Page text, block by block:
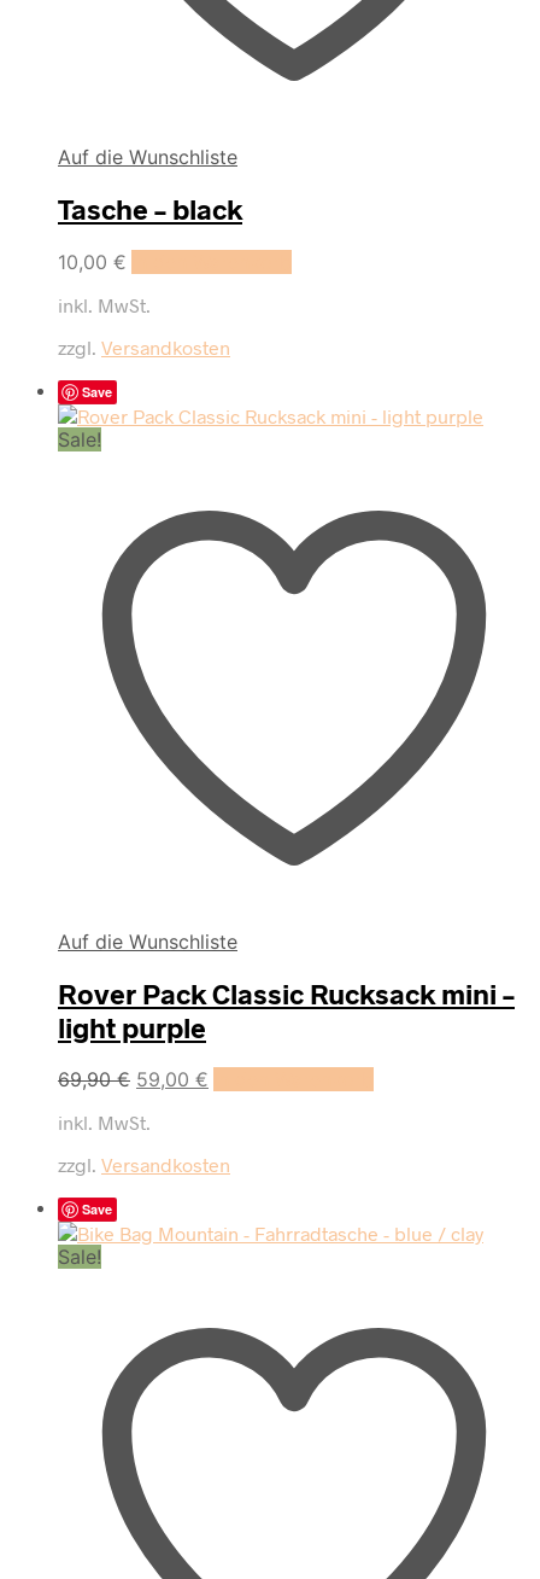
Auf die Wunschliste
Tasche – black
10,00 €
inkl. MwSt.
zzgl. Versandkosten
Save
Sale!
Auf die Wunschliste
Rover Pack Classic Rucksack mini –
light purple
69,90€ Ursprünglicher
war:
59,00 €
inkl. MwSt.
zzgl. Versandkosten
Save
Sale!